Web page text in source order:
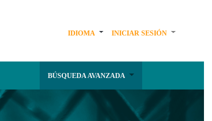
IDIOMA INICIAR SESIÓN
BÚSQUEDA AVANZADA